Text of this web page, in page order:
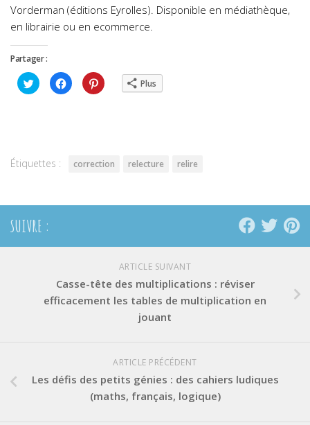
Vorderman (éditions Eyrolles). Disponible en médiathèque,
en librairie ou en ecommerce.
Partager :
Cliquez
pour
partager
Cliquez
pour
partager
Cliquez
pour Plus
Étiquettes : correction relecture relire
SUIVRE :
ARTICLE SUIVANT
Casse-tête des multiplications : réviser
efficacement les tables de multiplication en
jouant
ARTICLE PRÉCÉDENT
Les défis des petits génies : des cahiers ludiques
(maths, français, logique)